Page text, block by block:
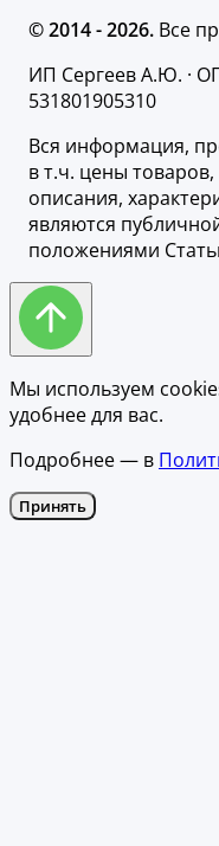
© 2014 - 2026. Все
ИП Сергеев А.Ю. ·
531801905310
Вся информация,
в т.ч. цены
описания,
являются
положениями
Мы используем
удобнее для вас.
Подробнее — в
Принять